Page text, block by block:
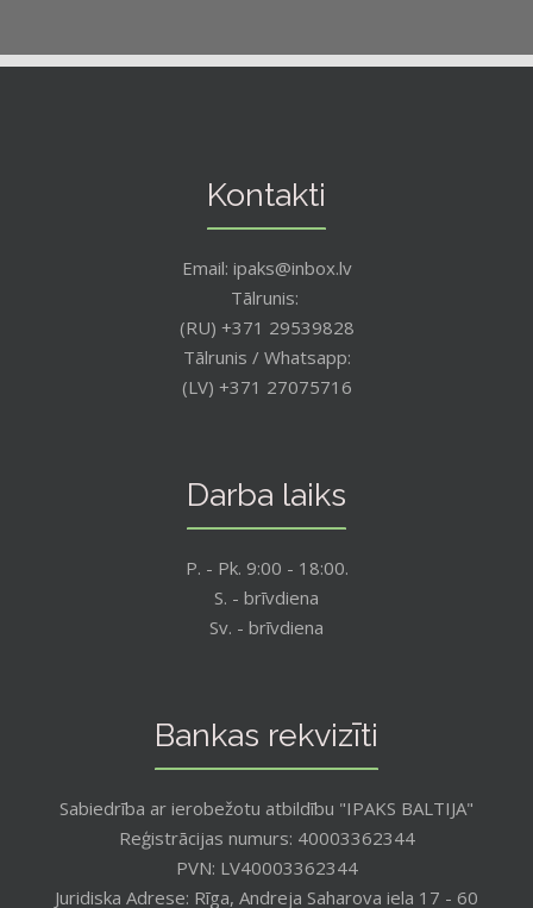
Kontakti
Email: ipaks@inbox.lv
Tālrunis:
(RU) +371 29539828
Tālrunis / Whatsapp:
(LV) +371 27075716
Darba laiks
P. - Pk. 9:00 - 18:00.
S. - brīvdiena
Sv. - brīvdiena
Bankas rekvizīti
Sabiedrība ar ierobežotu atbildību "IPAKS BALTIJA"
Reģistrācijas numurs: 40003362344
PVN: LV40003362344
Juridiska Adrese: Rīga, Andreja Saharova iela 17 - 60